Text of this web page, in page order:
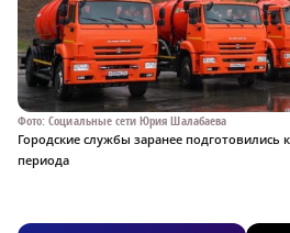
Фото: Социальные сети Юрия Шалабаева
Городские службы заранее
периода